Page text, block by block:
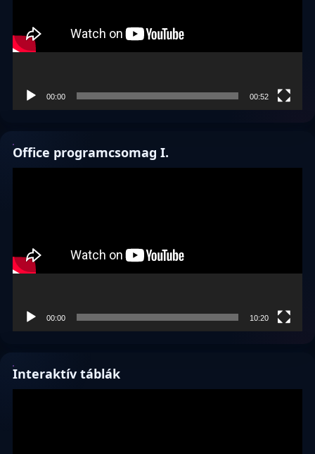
00:00 00:52
Office programcsomag I.
00:00 10:20
Interaktív táblák